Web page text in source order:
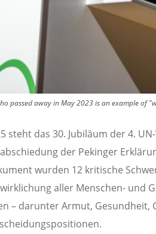
passed away in May 2023 is an example of
steht das 30. Jubiläum der 4.
der Pekinger
wurden 12 kritische
aller Menschen- und
– darunter Armut, Gesundheit,